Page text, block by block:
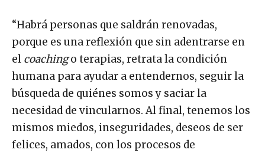
“Habrá personas que saldrán renovadas,
porque es una reflexión que sin adentrarse en
el coachingo terapias, retrata la condición
humana para ayudar a entendernos, seguir la
búsqueda de quiénes somos y saciar la
necesidad de vincularnos. Al final, tenemos los
mismos miedos, inseguridades, deseos de ser
felices, amados, con los procesos de